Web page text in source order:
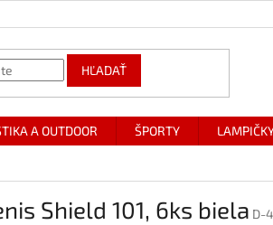
HĽADAŤ
A OUTDOOR ŠPORTY
Shield 101, 6ks biela D-